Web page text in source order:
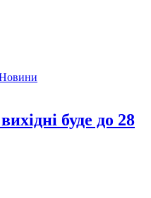
буде до 28